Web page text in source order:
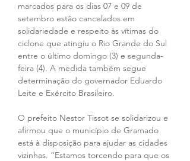
marcados para os dias 07 e 09 de
setembro estão cancelados em
solidariedade e respeito às vítimas do
ciclone que atingiu o Rio Grande do Sul
entre o último domingo (3) e segunda-
feira (4). A medida também segue
determinação do governador Eduardo
Leite e Exército Brasileiro.
O prefeito Nestor Tissot se solidarizou e
afirmou que o município de Gramado
está à disposição para ajudar as cidades
vizinhas. “Estamos torcendo para que os